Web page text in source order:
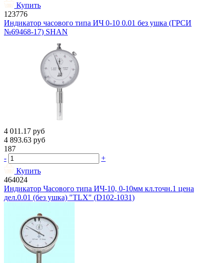
Купить
123776
Индикатор часового типа ИЧ 0-10 0.01 без ушка (ГРСИ
№69468-17) SHAN
4 011.17 руб
4 893.63 руб
187
-
+
Купить
464024
Индикатор Часового типа ИЧ-10, 0-10мм кл.точн.1 цена
дел.0.01 (без ушка) "TLX" (D102-1031)